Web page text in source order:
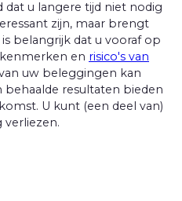
u langere tijd niet nodig
zijn, maar brengt
belangrijk dat u vooraf op
en risico's van
uw beleggingen kan
resultaten bieden
U kunt (een deel van)
verliezen.